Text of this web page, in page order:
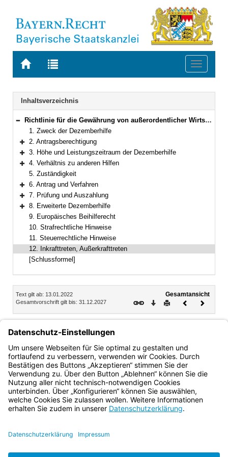
Zur
BAYERN.RECHT
Zur
letzten
Suche
Toggle
Navigation
Inhaltsverzeichnis
Bereich reduzieren
Richtlinie für die Gewährung von außerordentlicher Wirtschaftshilfe des Bundes für Dezember 2020
1. Zweck der Dezemberhilfe
Bereich erweitern
2. Antragsberechtigung
Bereich erweitern
3. Höhe und Leistungszeitraum der Dezemberhilfe
Bereich erweitern
4. Verhältnis zu anderen Hilfen
5. Zuständigkeit
Bereich erweitern
6. Antrag und Verfahren
Bereich erweitern
7. Prüfung und Auszahlung
Bereich erweitern
8. Erweiterte Dezemberhilfe
9. Europäisches Beihilferecht
10. Strafrechtliche Hinweise
11. Steuerrechtliche Hinweise
12. Inkrafttreten, Außerkrafttreten
[Schlussformel]
Inhalt
Text gilt ab: 13.01.2022
Gesamtvorschrift gilt bis: 31.12.2027
Gesamtansicht
Download
DruckenVorheriges
Diese Bekanntmachung tritt mit Wirkung vom 21. Dezember
2020 in Kraft und mit Ablauf des 31. Dezember 2027 außer
Kraft.
Bayern.de
BayernPortal
Impressum